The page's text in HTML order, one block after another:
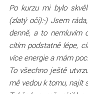
Po kurzu mi bylo
(zlatý oči):-) Jsem
denně, a to nemluvím
cítím podstatně lépe,
více energie a mám
To všechno ještě
mě vedou k tomu, najít